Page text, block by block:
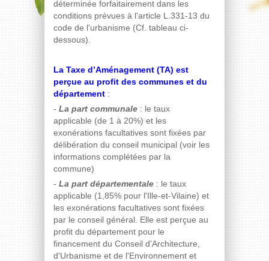
déterminée forfaitairement dans les
conditions prévues à l'article L.331-13 du
code de l'urbanisme (Cf. tableau ci-
dessous).
La Taxe d’Aménagement (TA) est
perçue au profit des communes et du
département :
- La part communale : le taux
applicable (de 1 à 20%) et les
exonérations facultatives sont fixées par
délibération du conseil municipal (voir les
informations complétées par la
commune)
- La part départementale : le taux
applicable (1,85% pour l'Ille-et-Vilaine) et
les exonérations facultatives sont fixées
par le conseil général. Elle est perçue au
profit du département pour le
financement du Conseil d'Architecture,
d'Urbanisme et de l'Environnement et